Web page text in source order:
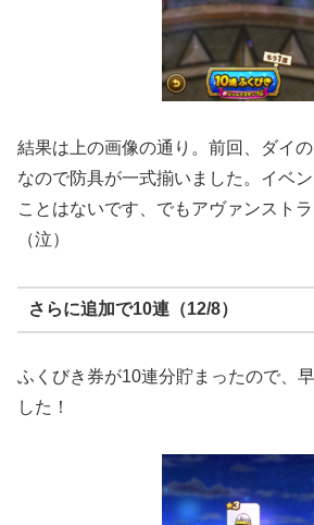
結果は上の画像の通り。前回、ダイ
なので防具が一式揃いました。イベ
ことはないです、でもアヴァンスト
（泣）
さらに追加で10連（12/8）
ふくびき券が10連分貯まったので、
した！